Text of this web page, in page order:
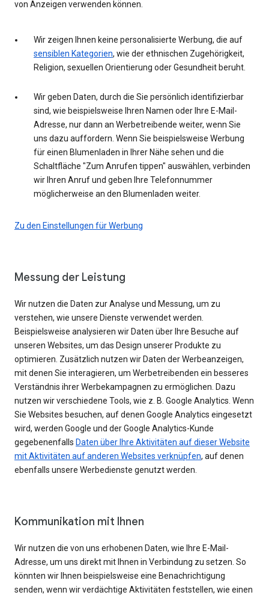
von Anzeigen verwenden können.
Wir zeigen Ihnen keine personalisierte Werbung, die auf
sensiblen Kategorien, wie der ethnischen Zugehörigkeit,
Religion, sexuellen Orientierung oder Gesundheit beruht.
Wir geben Daten, durch die Sie persönlich identifizierbar
sind, wie beispielsweise Ihren Namen oder Ihre E-Mail-
Adresse, nur dann an Werbetreibende weiter, wenn Sie
uns dazu auffordern. Wenn Sie beispielsweise Werbung
für einen Blumenladen in Ihrer Nähe sehen und die
Schaltfläche "Zum Anrufen tippen" auswählen, verbinden
wir Ihren Anruf und geben Ihre Telefonnummer
möglicherweise an den Blumenladen weiter.
Zu den Einstellungen für Werbung
Messung der Leistung
Wir nutzen die Daten zur Analyse und Messung, um zu
verstehen, wie unsere Dienste verwendet werden.
Beispielsweise analysieren wir Daten über Ihre Besuche auf
unseren Websites, um das Design unserer Produkte zu
optimieren. Zusätzlich nutzen wir Daten der Werbeanzeigen,
mit denen Sie interagieren, um Werbetreibenden ein besseres
Verständnis ihrer Werbekampagnen zu ermöglichen. Dazu
nutzen wir verschiedene Tools, wie z. B. Google Analytics. Wenn
Sie Websites besuchen, auf denen Google Analytics eingesetzt
wird, werden Google und der Google Analytics-Kunde
gegebenenfalls Daten über Ihre Aktivitäten auf dieser Website
mit Aktivitäten auf anderen Websites verknüpfen, auf denen
ebenfalls unsere Werbedienste genutzt werden.
Kommunikation mit Ihnen
Wir nutzen die von uns erhobenen Daten, wie Ihre E-Mail-
Adresse, um uns direkt mit Ihnen in Verbindung zu setzen. So
könnten wir Ihnen beispielsweise eine Benachrichtigung
senden, wenn wir verdächtige Aktivitäten feststellen, wie einen